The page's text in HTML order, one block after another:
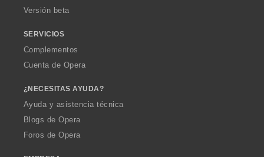
Versión beta
SERVICIOS
Complementos
Cuenta de Opera
¿NECESITAS AYUDA?
Ayuda y asistencia técnica
Blogs de Opera
Foros de Opera